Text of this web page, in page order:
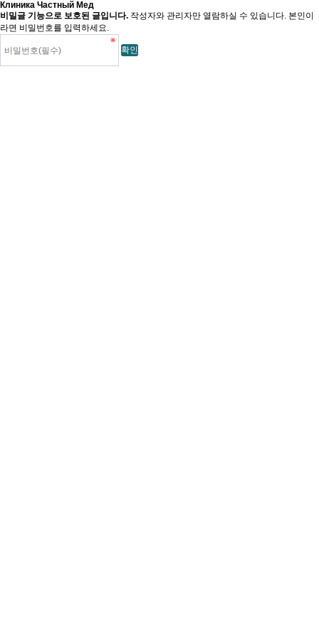
Клиника Частный Мед
비밀글 기능으로 보호된 글입니다. 작성자와 관리자만 열람하실 수 있습니다. 본인이
라면 비밀번호를 입력하세요.